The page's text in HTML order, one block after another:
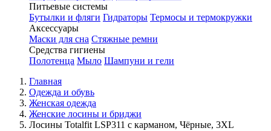
Питьевые системы
Бутылки и фляги Гидраторы Термосы и термокружки
Аксессуары
Маски для сна Стяжные ремни
Средства гигиены
Полотенца Мыло Шампуни и гели
Главная
Одежда и обувь
Женская одежда
Женские лосины и бриджи
Лосины Totalfit LSP311 с карманом, Чёрные, 3XL